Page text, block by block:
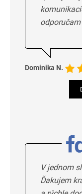
odporučam
Dominika N.
V jednom
Ďakujem